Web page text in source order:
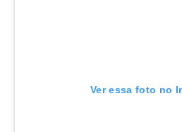
Ver essa foto no